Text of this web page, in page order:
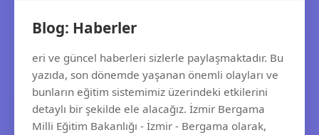
Blog: Haberler
eri ve güncel haberleri sizlerle paylaşmaktadır. Bu
yazıda, son dönemde yaşanan önemli olayları ve
bunların eğitim sistemimiz üzerindeki etkilerini
detaylı bir şekilde ele alacağız. İzmir Bergama
Milli Eğitim Bakanlığı - İzmir - Bergama olarak,